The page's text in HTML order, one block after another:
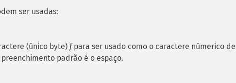
ser usadas:
(único byte) fpara ser usado como o caractere númerico de
padrão é o espaço.